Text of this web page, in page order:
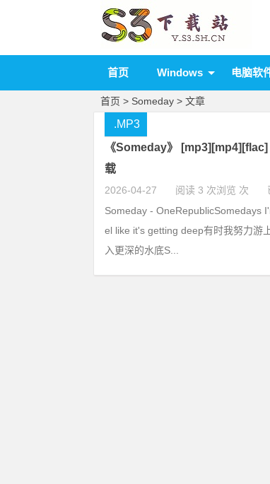
首页 Windows 电脑软
首页 > Someday > 文章
《Someday》
载
2026-04-27 阅读 3 次浏览 次
.MP3
Someday - OneRepublicSomedays
el like it's getting deep有时我努力游
入更深的水底S...